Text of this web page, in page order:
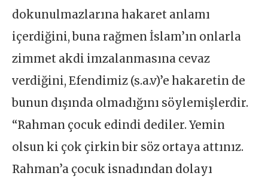
dokunulmazlarına hakaret anlamı
içerdiğini, buna rağmen İslam’ın onlarla
zimmet akdi imzalanmasına cevaz
verdiğini, Efendimiz (s.a.v)’e hakaretin de
bunun dışında olmadığını söylemişlerdir.
“Rahman çocuk edindi dediler. Yemin
olsun ki çok çirkin bir söz ortaya attınız.
Rahman’a çocuk isnadından dolayı